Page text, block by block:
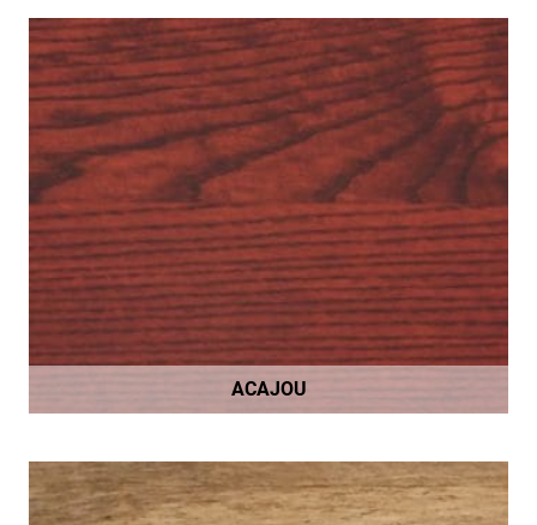
ACAJOU